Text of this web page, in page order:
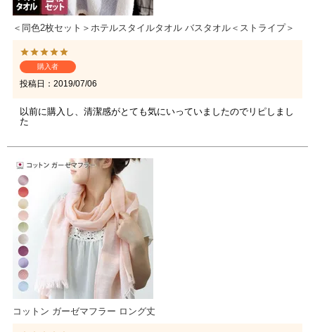
＜同色2枚セット＞ホテルスタイルタオル バスタオル＜ストライプ＞
購入者
投稿日 2019/07/06
以前に購入し、清潔感がとても気にいっていましたのでリピしまし
た
コットン ガーゼマフラー ロング丈